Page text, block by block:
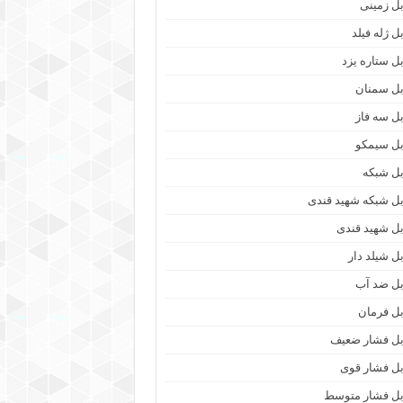
زمینی
ژله فیلد
ستاره یزد
سمنان
سه فاز
سیمکو
شبکه
شبکه شهید قندی
شهید قندی
شیلد دار
ضد آب
فرمان
فشار ضعیف
فشار قوی
فشار متوسط